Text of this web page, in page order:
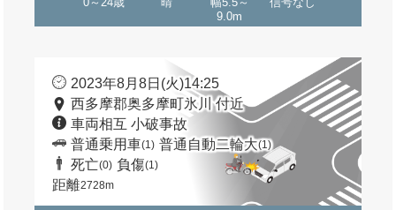
9.0m
2023年8月8日(火)14:25
西多摩郡奥多摩町氷川 付近
車両相互 小破事故
普通乗用車(1) 普通自動二輪大(1)
死亡(0) 負傷(1)
距離2728m